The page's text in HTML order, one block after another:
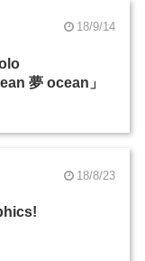
18/9/14
夢 ocean」
18/8/23